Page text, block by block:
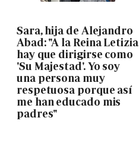
Sara, hija de Alejandro
Abad: "A la Reina Letizia
hay que dirigirse como
'Su Majestad'. Yo soy
una persona muy
respetuosa porque así
me han educado mis
padres"